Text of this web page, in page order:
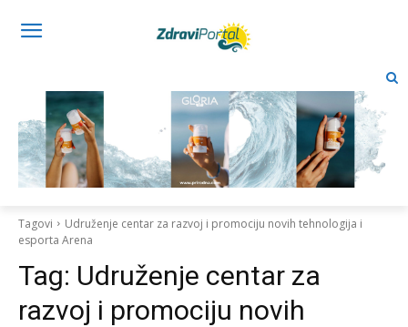
Tagovi
Udruženje centar za razvoj i promociju novih tehnologija i
esporta Arena
Tag: Udruženje centar za
razvoj i promociju novih